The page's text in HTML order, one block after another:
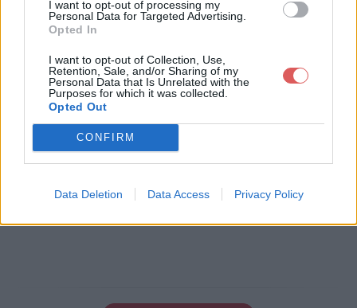
I want to opt-out of processing my
Personal Data for Targeted Advertising.
Opted In
I want to opt-out of Collection, Use,
Retention, Sale, and/or Sharing of my
Personal Data that Is Unrelated with the
Purposes for which it was collected.
Opted Out
CONFIRM
Data Deletion Data Access Privacy Policy
Télécharger convention et évaluat
ion de stage SAUJON.pdf
Télécharger le fichier (5 Mo)